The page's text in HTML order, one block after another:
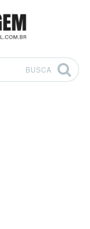
BUSCA